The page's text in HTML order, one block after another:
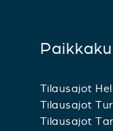
Tilausajot
Tilausajot
Tilausajot